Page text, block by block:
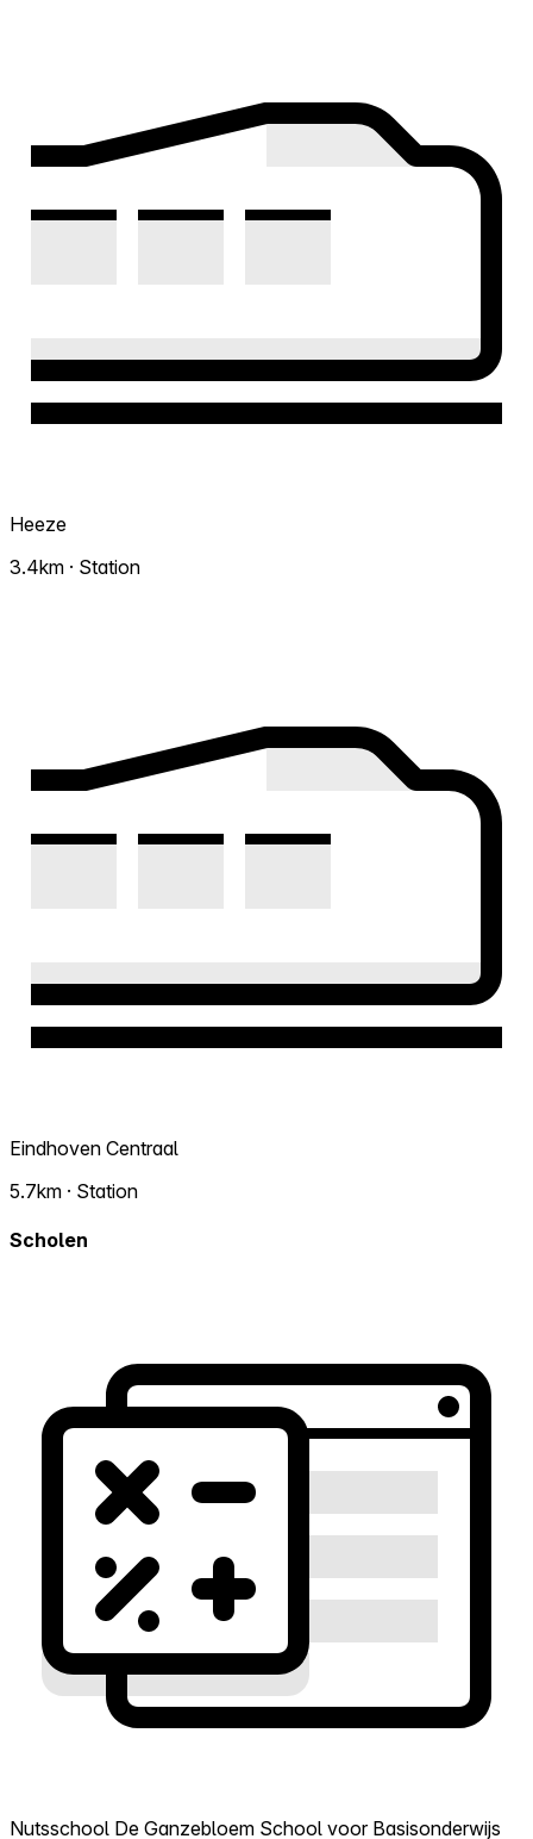
Heeze
3.4km · Station
Eindhoven Centraal
5.7km · Station
Scholen
Nutsschool De Ganzebloem School voor Basisonderwijs